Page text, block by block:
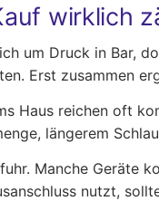
wirklich
um Druck in Bar,
Erst zusammen
Haus reichen oft
längerem
Manche Geräte
nutzt,